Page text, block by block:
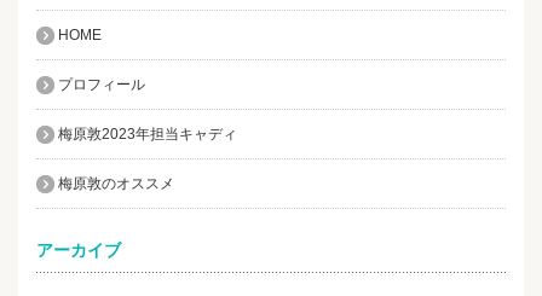
HOME
プロフィール
梅原敦2023年担当キャディ
梅原敦のオススメ
アーカイブ